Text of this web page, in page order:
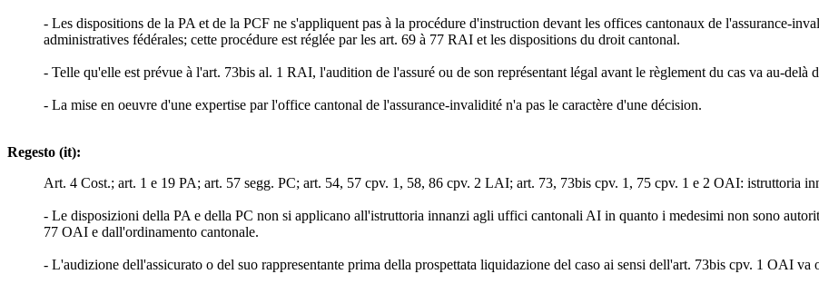
- Les dispositions de la PA et de la PCF ne s'appliquent pas à la procédure d'instruction devant les offices cantonaux de l'assurance-
administratives fédérales; cette procédure est réglée par les art. 69 à 77 RAI et les dispositions du droit cantonal.
- Telle qu'elle est prévue à l'art. 73bis al. 1 RAI, l'audition de l'assuré ou de son représentant légal avant le règlement du cas va au-delà
- La mise en oeuvre d'une expertise par l'office cantonal de l'assurance-invalidité n'a pas le caractère d'une décision.
Regesto (it):
Art. 4 Cost.; art. 1 e 19 PA; art. 57 segg. PC; art. 54, 57 cpv. 1, 58, 86 cpv. 2 LAI; art. 73, 73bis cpv. 1, 75 cpv. 1 e 2 OAI: istruttoria
- Le disposizioni della PA e della PC non si applicano all'istruttoria innanzi agli uffici cantonali AI in quanto i medesimi non sono
77 OAI e dall'ordinamento cantonale.
- L'audizione dell'assicurato o del suo rappresentante prima della prospettata liquidazione del caso ai sensi dell'art. 73bis cpv. 1 OAI